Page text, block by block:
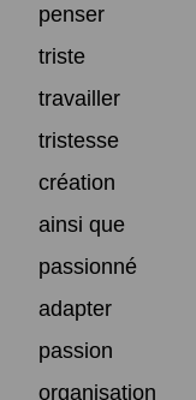
penser
triste
travailler
tristesse
création
ainsi que
passionné
adapter
passion
organisation